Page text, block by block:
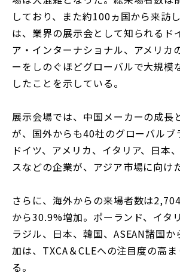
しており、また約100ヵ国から来訪
は、業界の展示会として知られるド
ア・インターナショナル、アメリカ
ーをしのぐほどグローバルで大規模
したことを示している。
展示会場では、中国メーカーの成長
が、国外からも40社のグローバルブ
ドイツ、アメリカ、イタリア、日本
スなどの企業が、アジア市場に向け
さらに、海外からの来場者数は
から30.9%増加。ポーランド、イタ
ラジル、日本、韓国、ASEAN諸国
加は、TXCA＆CLEへの注目度の高
る。